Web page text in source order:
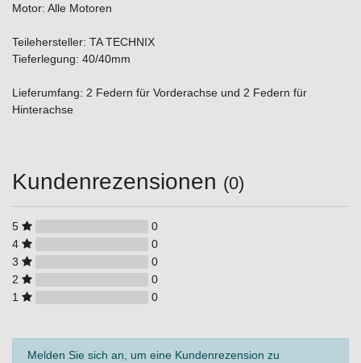
Motor: Alle Motoren
Teilehersteller: TA TECHNIX
Tieferlegung: 40/40mm
Lieferumfang: 2 Federn für Vorderachse und 2 Federn für
Hinterachse
Kundenrezensionen (0)
5
0
4
0
3
0
2
0
1
0
Melden Sie sich an, um eine Kundenrezension zu